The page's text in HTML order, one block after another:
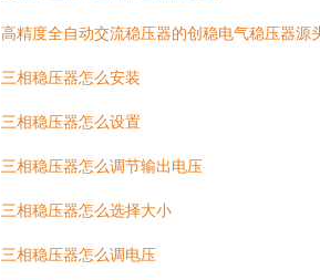
高精度全自动交流稳压器的创稳电气稳压器源
三相稳压器怎么安装
三相稳压器怎么设置
三相稳压器怎么调节输出电压
三相稳压器怎么选择大小
三相稳压器怎么调电压